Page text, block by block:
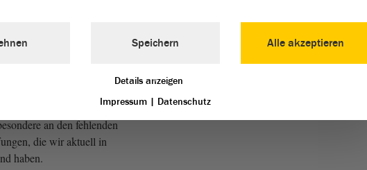
Bundeslandes müssen wir
abgelehnten
und ausbauen. Ich
Koalitionspartner auf
dafür einsetzen; denn
Kraftanstrengung nötig.
an den fehlenden
die wir aktuell in
haben.
Alle akzeptieren
Speichern
Details anzeigen
Impressum | Datenschutz